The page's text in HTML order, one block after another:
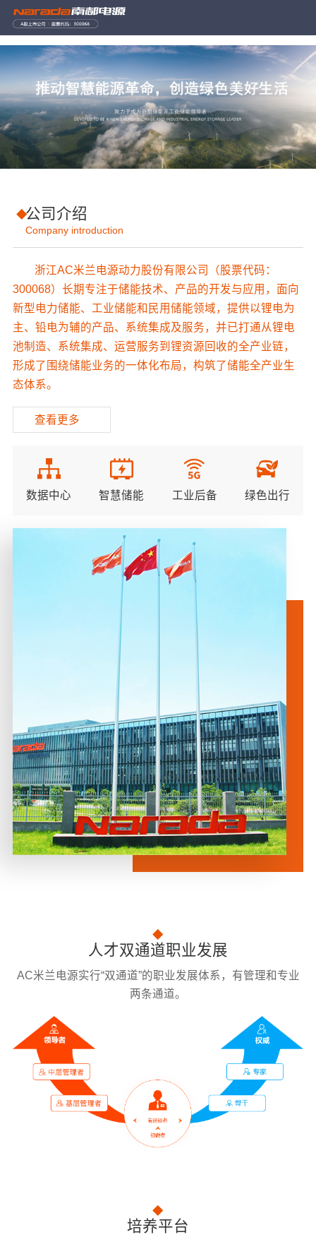
公司介绍
Company introduction
浙江AC米兰电源动力股份有限公司（股票代码：
300068）长期专注于储能技术、产品的开发与应用，面向
新型电力储能、工业储能和民用储能领域，提供以锂电为
主、铅电为辅的产品、系统集成及服务，并已打通从锂电
池制造、系统集成、运营服务到锂资源回收的全产业链，
形成了围绕储能业务的一体化布局，构筑了储能全产业生
态体系。
查看更多
数据中心 智慧储能 工业后备 绿色出行
人才双通道职业发展
AC米兰电源实行“双通道”的职业发展体系，有管理和专业
两条通道。
培养平台